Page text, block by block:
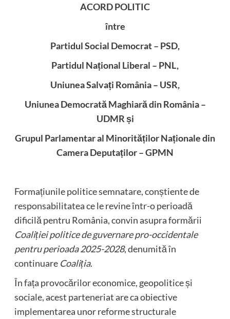
ACORD POLITIC
între
Partidul Social Democrat – PSD,
Partidul Național Liberal – PNL,
Uniunea Salvați România – USR,
Uniunea Democrată Maghiară din România –
UDMR și
Grupul Parlamentar al Minorităților Naționale din
Camera Deputaților – GPMN
Formațiunile politice semnatare, conștiente de
responsabilitatea ce le revine într-o perioadă
dificilă pentru România, convin asupra formării
Coaliției politice de guvernare pro-occidentale
pentru perioada 2025-2028, denumită în
continuare Coaliția.
În fața provocărilor economice, geopolitice și
sociale, acest parteneriat are ca obiective
implementarea unor reforme structurale